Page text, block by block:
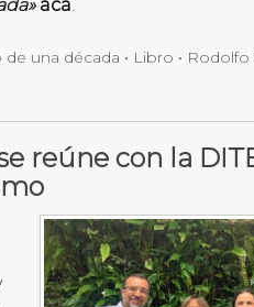
acá
de una década • Libro • Rodolfo
reúne con la